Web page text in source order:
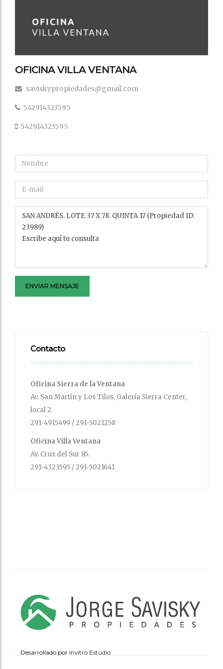
OFICINA VILLA VENTANA
saviskypropiedades@gmail.com
542914323595
542914323595
ENVIAR MENSAJE
Contacto
Oficina Sierra de la Ventana
Av. San Martín y Los Tilos, Galería Sierra Center,
local 2.
291-4915499 / 291-5021258
Oficina Villa Ventana
Av. Cruz del Sur 85.
291-4323595 / 291-5021641
Desarrollado por Invitro Estudio